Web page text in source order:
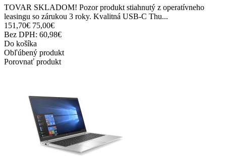
TOVAR SKLADOM! Pozor produkt stiahnutý z operatívneho
leasingu so zárukou 3 roky. Kvalitná USB-C Thu...
151,70€ 75,00€
Bez DPH: 60,98€
Do košíka
Obľúbený produkt
Porovnať produkt